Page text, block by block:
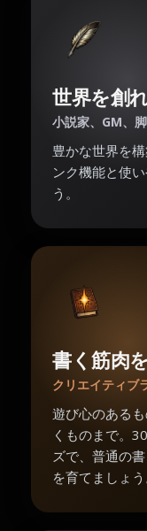
世界を創
小説家、GM、
豊かな世界を
ンク機能と使
う。
書く筋肉
クリエイティブ
遊び心のある
くものまで。
ズで、普通の
を育てましょう